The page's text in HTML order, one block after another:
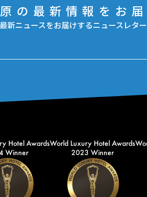
の最新情報をお届
新ニュースをお届けするニュースレタ
Hotel Awards
Winner
World Luxury Hotel Awards
2023 Winner